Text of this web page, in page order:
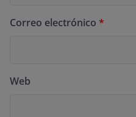
Correo electrónico *
Web